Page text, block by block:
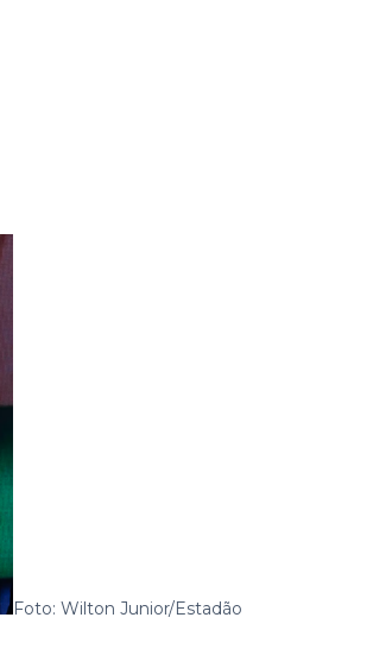
Foto: Wilton Junior/Estadão